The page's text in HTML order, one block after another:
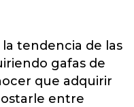
tendencia de las
gafas de
que adquirir
entre